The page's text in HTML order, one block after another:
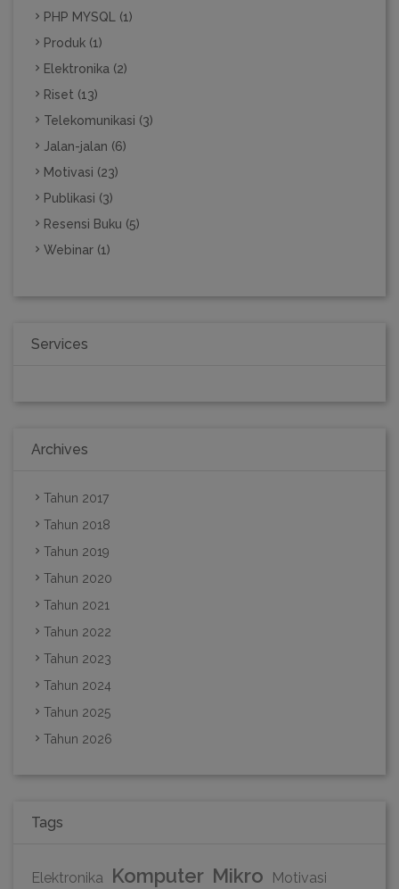
PHP MYSQL (1)
Produk (1)
Elektronika (2)
Riset (13)
Telekomunikasi (3)
Jalan-jalan (6)
Motivasi (23)
Publikasi (3)
Resensi Buku (5)
Webinar (1)
Services
Archives
Tahun 2017
Tahun 2018
Tahun 2019
Tahun 2020
Tahun 2021
Tahun 2022
Tahun 2023
Tahun 2024
Tahun 2025
Tahun 2026
Tags
Elektronika Komputer Mikro Motivasi